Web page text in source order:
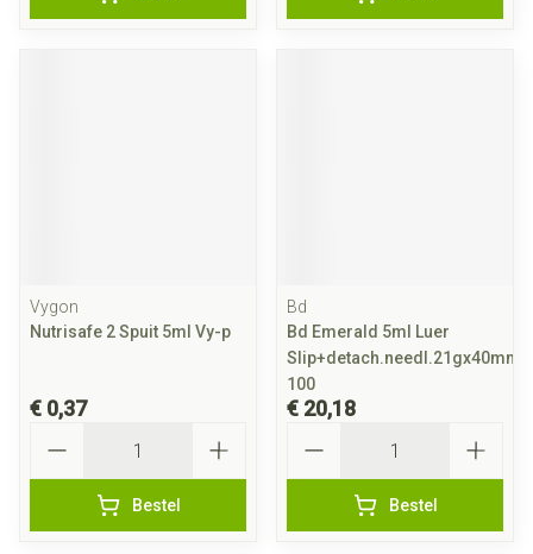
Vygon
Nutrisafe 2 Spuit 5ml Vy-p
€ 0,37
Bestel
Bd
Bd Emerald 5ml Luer
Slip+detach.needl.21gx40mm
100
€ 20,18
Bestel